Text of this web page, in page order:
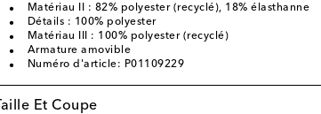
Matériau II : 82% polyester (recyclé), 18% élasthanne
Détails : 100% polyester
Matériau III : 100% polyester (recyclé)
Armature amovible
Numéro d'article: P01109229
Taille Et Coupe